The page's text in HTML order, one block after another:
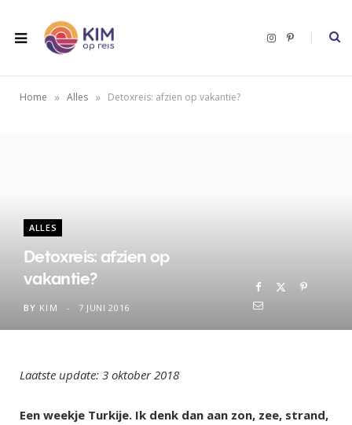
I
P
Home » Alles » Detoxreis: afzien op vakantie?
ALLES
Detoxreis: afzien op
vakantie?
BY KIM 7 JUNI 2016
Laatste update: 3 oktober 2018
Een weekje Turkije. Ik denk dan aan zon, zee, strand,